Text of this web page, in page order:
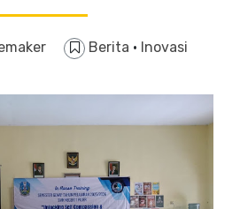
Berita · Inovasi